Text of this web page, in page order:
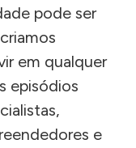
pode ser
em qualquer
episódios
e